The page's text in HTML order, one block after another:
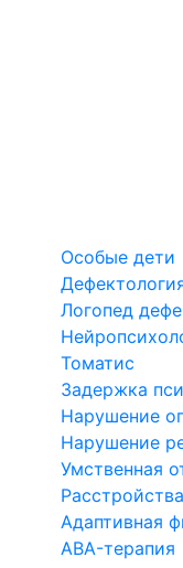
Особые дети
Логопед
Томатис
Задержка
Нарушение
Нарушение
Умственная
Адаптивная
ABA-терапия